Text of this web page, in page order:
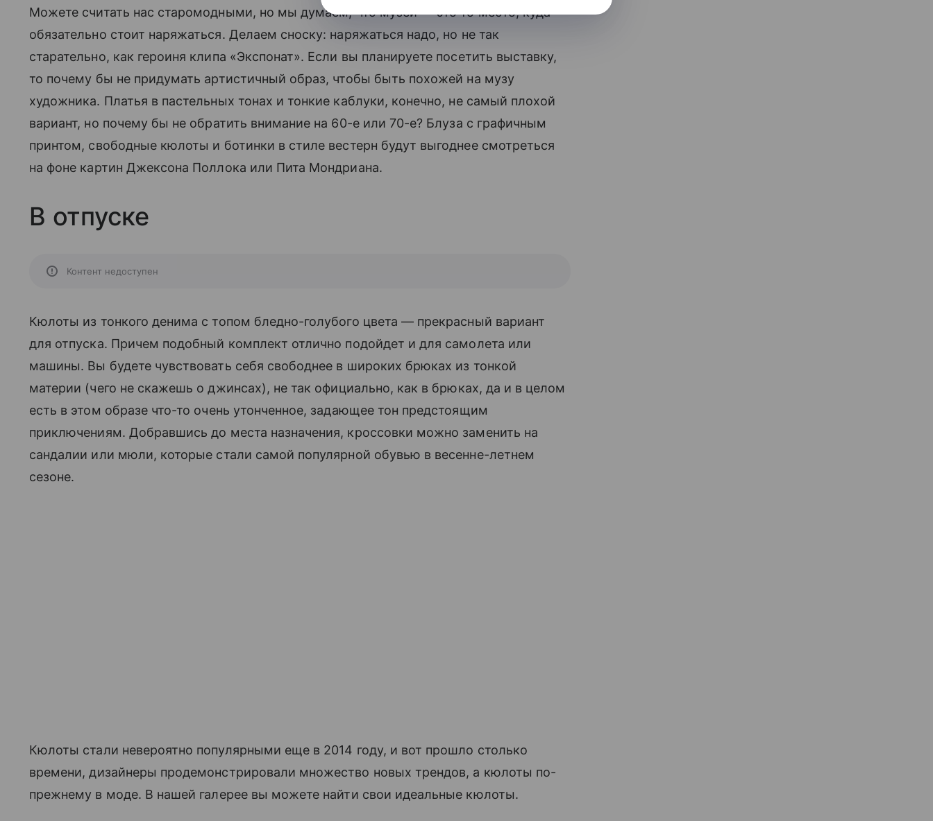
Можете считать нас старомодными, но мы думаем, что музей — это то место, куда
обязательно стоит наряжаться. Делаем сноску: наряжаться надо, но не так
старательно, как героиня клипа «Экспонат». Если вы планируете посетить выставку,
то почему бы не придумать артистичный образ, чтобы быть похожей на музу
художника. Платья в пастельных тонах и тонкие каблуки, конечно, не самый плохой
вариант, но почему бы не обратить внимание на 60-е или 70-е? Блуза с графичным
принтом, свободные кюлоты и ботинки в стиле вестерн будут выгоднее смотреться
на фоне картин Джексона Поллока или Пита Мондриана.
В отпуске
Контент недоступен
Кюлоты из тонкого денима с топом бледно-голубого цвета — прекрасный вариант
для отпуска. Причем подобный комплект отлично подойдет и для самолета или
машины. Вы будете чувствовать себя свободнее в широких брюках из тонкой
материи (чего не скажешь о джинсах), не так официально, как в брюках, да и в целом
есть в этом образе что-то очень утонченное, задающее тон предстоящим
приключениям. Добравшись до места назначения, кроссовки можно заменить на
сандалии или мюли, которые стали самой популярной обувью в весенне-летнем
сезоне.
Кюлоты стали невероятно популярными еще в 2014 году, и вот прошло столько
времени, дизайнеры продемонстрировали множество новых трендов, а кюлоты по-
прежнему в моде. В нашей галерее вы можете найти свои идеальные кюлоты.